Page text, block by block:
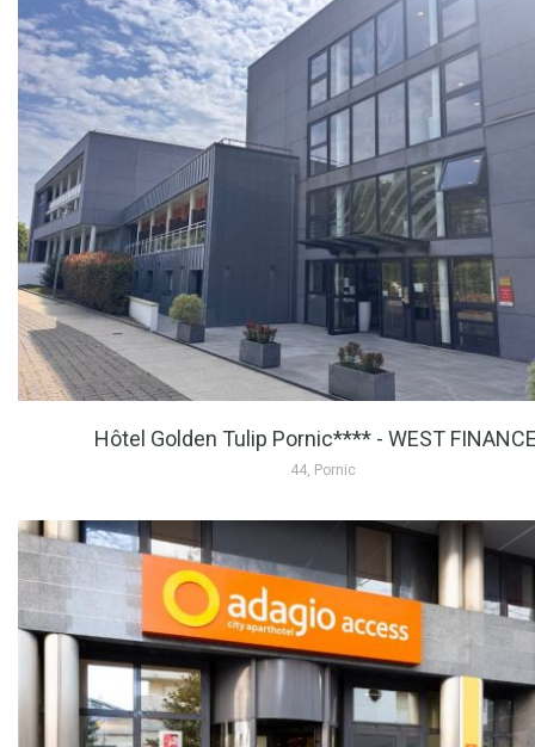
Hôtel Golden Tulip Pornic**** - WEST
44, Pornic